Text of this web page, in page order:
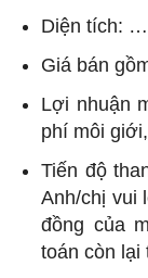
Diện tích:
Giá bán
Lợi nhuận
phí môi
Tiến độ
Anh/chị vui
đồng của
toán còn lại